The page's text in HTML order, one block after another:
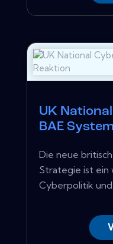
UK
BAE
Die neue
Strategie ist ein
Cyberpolitik und...